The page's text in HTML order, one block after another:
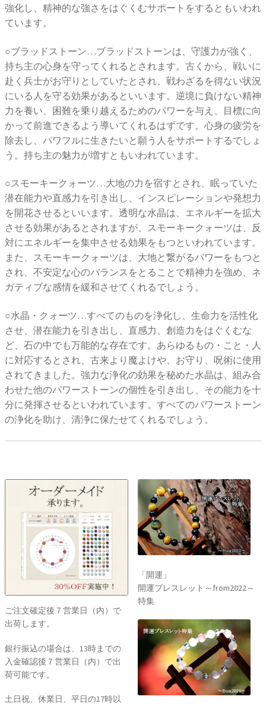
強化し、精神的な強さをはぐくむサポートをするともいわれ
ています。
○ブラッドストーン…ブラッドストーンは、守護力が強く、
持ち主の心身を守ってくれるとされます。古くから、戦いに
赴く兵士がお守りとしていたとされ、戦わざるを得ない状況
にいる人を守る効果があるといいます。逆境に負けない精神
力を養い、困難を乗り越えるためのパワーを与え、目標に向
かって前進できるよう導いてくれるはずです。心身の疲労を
除去し、パワフルに生きたいと願う人をサポートするでしょ
う。持ち主の魅力が増すともいわれています。
○スモーキークォーツ…大地の力を宿すとされ、眠っていた
潜在能力や直感力を引き出し、インスピレーションや発想力
を開花させるといいます。透明な水晶は、エネルギーを拡大
させる効果があるとされますが、スモーキークォーツは、反
対にエネルギーを集中させる効果をもつといわれています。
また、スモーキークォーツは、大地と繋がるパワーをもつと
され、不安定な心のバランスをとることで精神力を強め、ネ
ガティブな感情を緩和させてくれるでしょう。
○水晶・クォーツ…すべてのものを浄化し、生命力を活性化
させ、潜在能力を引き出し、直感力、創造力をはぐくむな
ど、石の中でも万能的な存在です。あらゆるもの・こと・人
に対応するとされ、古来より魔よけや、お守り、呪術に使用
されてきました。強力な浄化の効果を秘めた水晶は、組み合
わせた他のパワーストーンの個性を引き出し、その能力を十
分に発揮させるといわれています。すべてのパワーストーン
の浄化を助け、清浄に保たせてくれるでしょう。
ご注文確定後７営業日（内）で
出荷します。
銀行振込の場合は、13時までの
入金確認後７営業日（内）で出
荷可能です。
土日祝、休業日、平日の17時以
「開運」
開運ブレスレット～from2022～
特集